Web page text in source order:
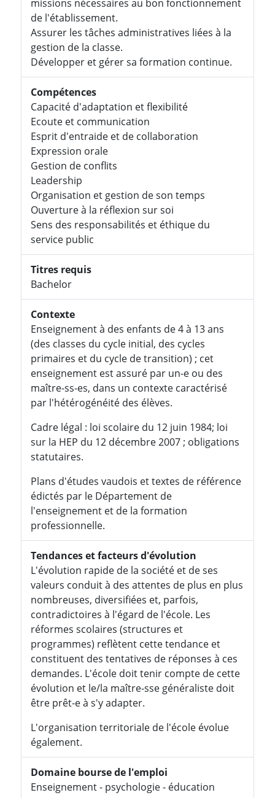
missions nécessaires au bon fonctionnement
de l'établissement.
Assurer les tâches administratives liées à la
gestion de la classe.
Développer et gérer sa formation continue.
Compétences
Capacité d'adaptation et flexibilité
Ecoute et communication
Esprit d'entraide et de collaboration
Expression orale
Gestion de conflits
Leadership
Organisation et gestion de son temps
Ouverture à la réflexion sur soi
Sens des responsabilités et éthique du
service public
Titres requis
Bachelor
Contexte
Enseignement à des enfants de 4 à 13 ans
(des classes du cycle initial, des cycles
primaires et du cycle de transition) ; cet
enseignement est assuré par un-e ou des
maître-ss-es, dans un contexte caractérisé
par l'hétérogénéité des élèves.
Cadre légal : loi scolaire du 12 juin 1984; loi
sur la HEP du 12 décembre 2007 ; obligations
statutaires.
Plans d'études vaudois et textes de référence
édictés par le Département de
l'enseignement et de la formation
professionnelle.
Tendances et facteurs d'évolution
L'évolution rapide de la société et de ses
valeurs conduit à des attentes de plus en plus
nombreuses, diversifiées et, parfois,
contradictoires à l'égard de l'école. Les
réformes scolaires (structures et
programmes) reflètent cette tendance et
constituent des tentatives de réponses à ces
demandes. L'école doit tenir compte de cette
évolution et le/la maître-sse généraliste doit
être prêt-e à s'y adapter.
L'organisation territoriale de l'école évolue
également.
Domaine bourse de l'emploi
Enseignement - psychologie - éducation